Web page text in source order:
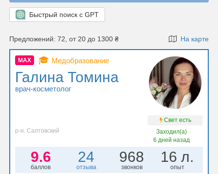
Быстрый поиск с GPT
Предложений: 72, от 20 до 1300 ₴ На карте
MAX 🎓 Медобразование
Галина Томина
врач-косметолог
Свет есть
р-н. Салтовский
Заходил(а)
6 дней назад
9.6
баллов
24
отзыва
968
звонков
16 л.
опыт